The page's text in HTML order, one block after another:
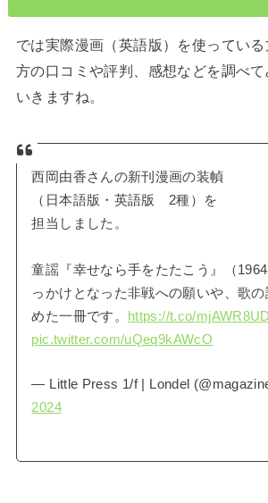
では実際漫画（英語版）を使ってい
方の口コミや評判、感想などを調べ
いきますね。
西岡由香さんの新刊漫画の装幀
（日本語版・英語版 2種）を
担当しました。
童謡『幸せなら手をたたこう』（
っかけとなった非戦への願いや、歌の
めた一冊です。
https://t.co/
pic.twitter.com/uQeq9kAWcO
— Little Press 1/f | Londel
2024